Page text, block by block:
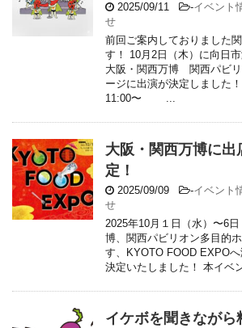
2025/09/11 -イベント
せ
前回ご案内しておりました
す！ 10月2日（木）に向日
大阪・関西万博 関西パビ
ージに出演が決定しました
11:00〜 ...
大阪・関西万博に出
定！
2025/09/09 -イベント
せ
2025年10月１日（水）〜6
博、関西パビリオン多目的
す、KYOTO FOOD EXPO
決定いたしました！ 本イベ
イケボを聞きながら